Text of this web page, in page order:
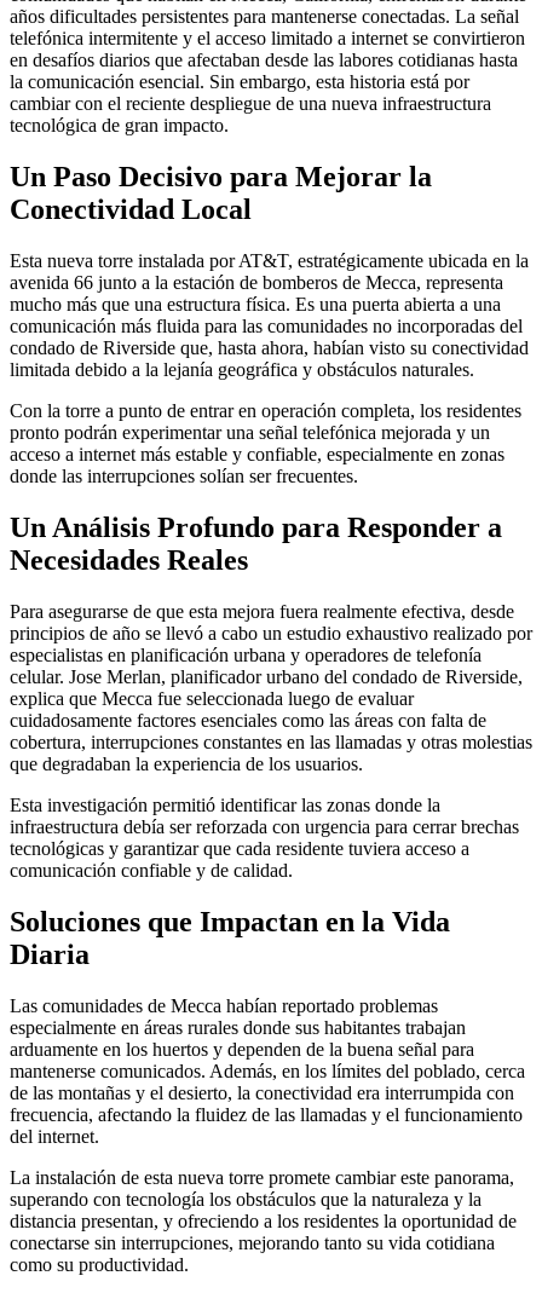
años dificultades persistentes para mantenerse conectadas. La señal
telefónica intermitente y el acceso limitado a internet se convirtieron
en desafíos diarios que afectaban desde las labores cotidianas hasta
la comunicación esencial. Sin embargo, esta historia está por
cambiar con el reciente despliegue de una nueva infraestructura
tecnológica de gran impacto.
Un Paso Decisivo para Mejorar la
Conectividad Local
Esta nueva torre instalada por AT&T, estratégicamente ubicada en la
avenida 66 junto a la estación de bomberos de Mecca, representa
mucho más que una estructura física. Es una puerta abierta a una
comunicación más fluida para las comunidades no incorporadas del
condado de Riverside que, hasta ahora, habían visto su conectividad
limitada debido a la lejanía geográfica y obstáculos naturales.
Con la torre a punto de entrar en operación completa, los residentes
pronto podrán experimentar una señal telefónica mejorada y un
acceso a internet más estable y confiable, especialmente en zonas
donde las interrupciones solían ser frecuentes.
Un Análisis Profundo para Responder a
Necesidades Reales
Para asegurarse de que esta mejora fuera realmente efectiva, desde
principios de año se llevó a cabo un estudio exhaustivo realizado por
especialistas en planificación urbana y operadores de telefonía
celular. Jose Merlan, planificador urbano del condado de Riverside,
explica que Mecca fue seleccionada luego de evaluar
cuidadosamente factores esenciales como las áreas con falta de
cobertura, interrupciones constantes en las llamadas y otras molestias
que degradaban la experiencia de los usuarios.
Esta investigación permitió identificar las zonas donde la
infraestructura debía ser reforzada con urgencia para cerrar brechas
tecnológicas y garantizar que cada residente tuviera acceso a
comunicación confiable y de calidad.
Soluciones que Impactan en la Vida
Diaria
Las comunidades de Mecca habían reportado problemas
especialmente en áreas rurales donde sus habitantes trabajan
arduamente en los huertos y dependen de la buena señal para
mantenerse comunicados. Además, en los límites del poblado, cerca
de las montañas y el desierto, la conectividad era interrumpida con
frecuencia, afectando la fluidez de las llamadas y el funcionamiento
del internet.
La instalación de esta nueva torre promete cambiar este panorama,
superando con tecnología los obstáculos que la naturaleza y la
distancia presentan, y ofreciendo a los residentes la oportunidad de
conectarse sin interrupciones, mejorando tanto su vida cotidiana
como su productividad.